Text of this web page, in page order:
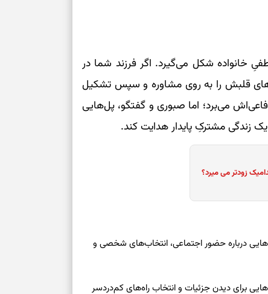
خانواده شکل می‌گیرد. اگر فرزند شما در
قلبش را به روی مشاوره و سپس تشکیل
می‌برد؛ اما صبوری و گفتگو، پل‌هایی
زندگی مشترکِ پایدار هدایت کند.
زودتر می میرد؟
چهارشنبه ۱۴ مرداد ۱۴۰۵ | نشانه‌هایی درباره حضور اجتماعی، انتخاب‌های شخصی و